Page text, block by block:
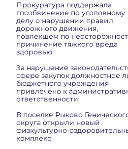
Прокуратура поддержала
гособвинение по уголовному
делу о нарушении правил
дорожного движения,
повлекшем по
причинение тяжкого вреда
здоровью
За нарушение
сфере закупок должностное
бюджетного учреждения
привлечено к
ответственности
В поселке Рыково
округа открыли новый
физкультурно-
комплекс